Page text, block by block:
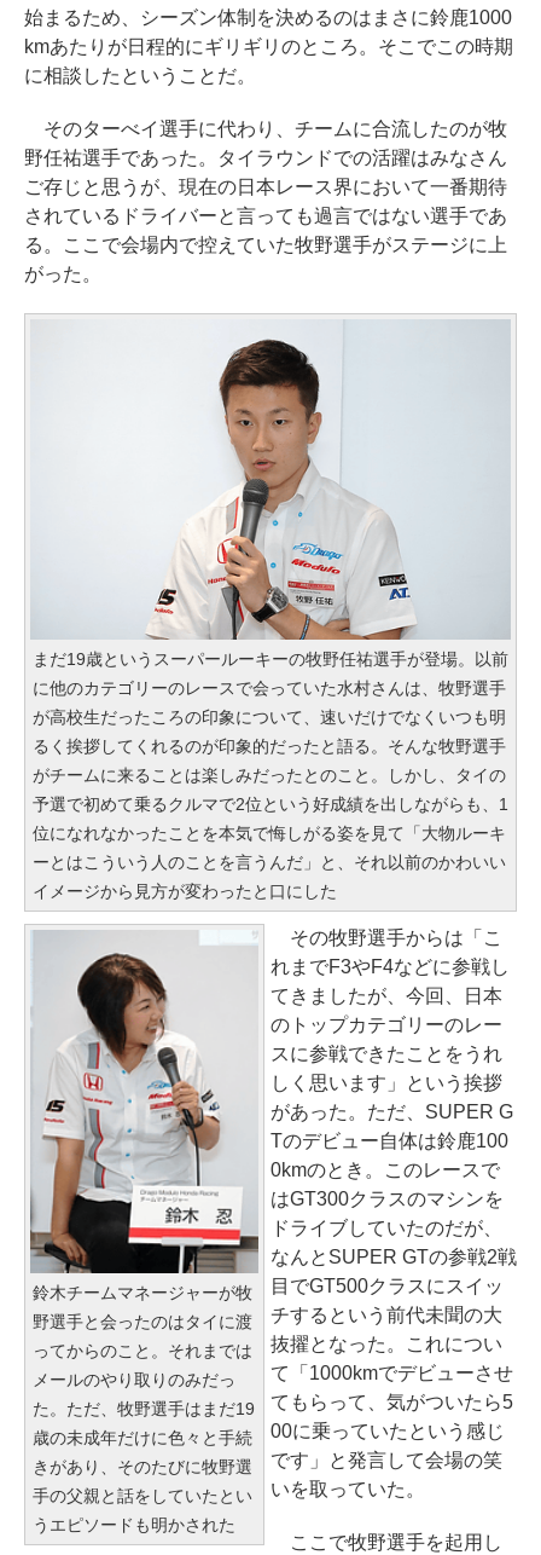
始まるため、シーズン体制を決めるのはまさに鈴鹿1000
kmあたりが日程的にギリギリのところ。そこでこの時期
に相談したということだ。
そのターべイ選手に代わり、チームに合流したのが牧
野任祐選手であった。タイラウンドでの活躍はみなさん
ご存じと思うが、現在の日本レース界において一番期待
されているドライバーと言っても過言ではない選手であ
る。ここで会場内で控えていた牧野選手がステージに上
がった。
まだ19歳というスーパールーキーの牧野任祐選手が登場。以前
に他のカテゴリーのレースで会っていた水村さんは、牧野選手
が高校生だったころの印象について、速いだけでなくいつも明
るく挨拶してくれるのが印象的だったと語る。そんな牧野選手
がチームに来ることは楽しみだったとのこと。しかし、タイの
予選で初めて乗るクルマで2位という好成績を出しながらも、1
位になれなかったことを本気で悔しがる姿を見て「大物ルーキ
ーとはこういう人のことを言うんだ」と、それ以前のかわいい
イメージから見方が変わったと口にした
鈴木チームマネージャーが牧
野選手と会ったのはタイに渡
ってからのこと。それまでは
メールのやり取りのみだっ
た。ただ、牧野選手はまだ19
歳の未成年だけに色々と手続
きがあり、そのたびに牧野選
手の父親と話をしていたとい
うエピソードも明かされた
その牧野選手からは「こ
れまでF3やF4などに参戦し
てきましたが、今回、日本
のトップカテゴリーのレー
スに参戦できたことをうれ
しく思います」という挨拶
があった。ただ、SUPER G
Tのデビュー自体は鈴鹿100
0kmのとき。このレースで
はGT300クラスのマシンを
ドライブしていたのだが、
なんとSUPER GTの参戦2戦
目でGT500クラスにスイッ
チするという前代未聞の大
抜擢となった。これについ
て「1000kmでデビューさせ
てもらって、気がついたら5
00に乗っていたという感じ
です」と発言して会場の笑
いを取っていた。
ここで牧野選手を起用し